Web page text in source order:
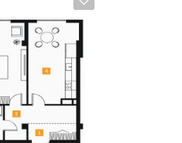
Да, удалить Отмена